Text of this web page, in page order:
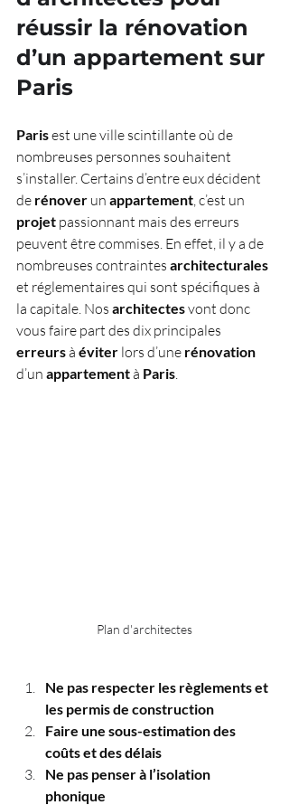
réussir la rénovation
d’un appartement sur
Paris
Paris est une ville scintillante où de
nombreuses personnes souhaitent
s’installer. Certains d’entre eux décident
de rénover un appartement, c’est un
projet passionnant mais des erreurs
peuvent être commises. En effet, il y a de
nombreuses contraintes architecturales
et réglementaires qui sont spécifiques à
la capitale. Nos architectes vont donc
vous faire part des dix principales
erreurs à éviter lors d’une rénovation
d’un appartement à Paris.
Plan d'architectes
Ne pas respecter les règlements et
les permis de construction
Faire une sous-estimation des
coûts et des délais
Ne pas penser à l’isolation
phonique